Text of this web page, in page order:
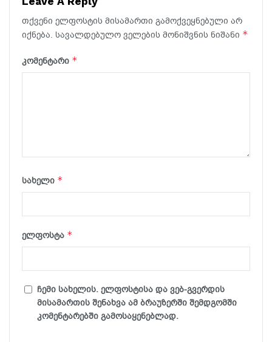
თქვენი ელფოსტის მისამართი გამოქვეყნებული არ
იქნება. სავალდებულო ველების მონიშვნის ნიშანი *
კომენტარი *
სახელი *
ელფოსტა *
ჩემი სახელის. ელფოსტისა და ვებ-გვერდის
მისამართის შენახვა ამ ბრაუზერში შემდგომში
კომენტარებში გამოსაყენებლად.